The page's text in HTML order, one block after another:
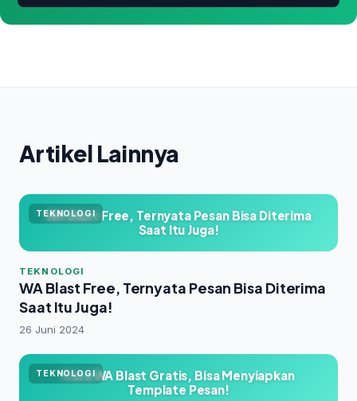
Artikel Lainnya
TEKNOLOGI
WA Blast Free, Ternyata Pesan Bisa Diterima
Saat Itu Juga!
TEKNOLOGI
WA Blast Free, Ternyata Pesan Bisa Diterima
Saat Itu Juga!
26 Juni 2024
TEKNOLOGI
Cara WA Blast Gratis, Bisa Menyiapkan
Template Pesan!